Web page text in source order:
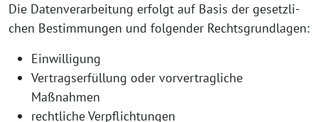
Die Daten­ver­ar­bei­tung erfolgt auf Basis der gesetz­li­
chen Bestim­mun­gen und fol­gen­der Rechtsgrundlagen:
Ein­wil­li­gung
Ver­trags­er­fül­lung oder vor­ver­trag­li­che
Maßnahmen
recht­li­che Verpflichtungen